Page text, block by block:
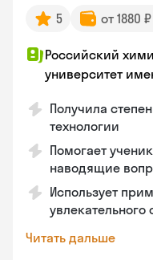
5 от 1880
Российский
университет
Получила
технологии
Помогает
наводящие
Использует
увлекательного
Читать дальше